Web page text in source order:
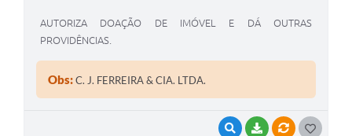
VISUALIZAR
BAIXARVÍNCULOS
AUTORIZA DOAÇÃO DE IMÓVEL E DÁ OUTRAS
PROVIDÊNCIAS.
Obs:C. J. FERREIRA & CIA. LTDA.